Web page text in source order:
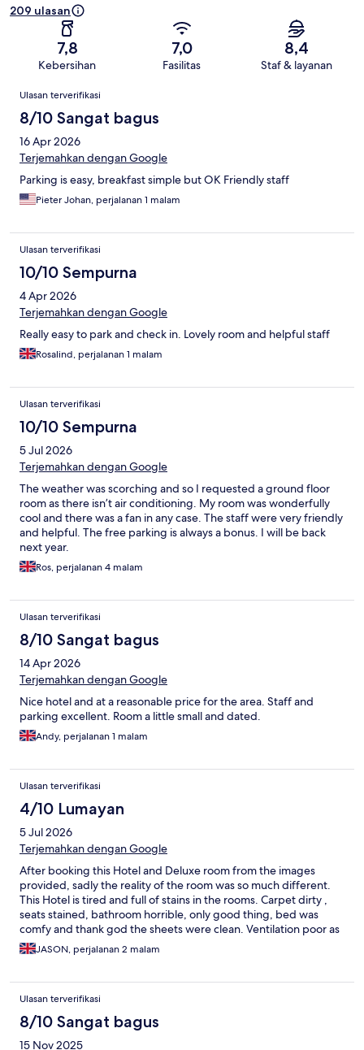
209 ulasan
7,8
Kebersihan
7,0
Fasilitas
8,4
Staf & layanan
Ulasan
Ulasan terverifikasi
8/10 Sangat bagus
16 Apr 2026
Terjemahkan dengan Google
Parking is easy, breakfast simple but OK Friendly staff
Pieter Johan, perjalanan 1 malam
Ulasan terverifikasi
10/10 Sempurna
4 Apr 2026
Terjemahkan dengan Google
Really easy to park and check in. Lovely room and helpful staff
Rosalind, perjalanan 1 malam
Ulasan terverifikasi
10/10 Sempurna
5 Jul 2026
Terjemahkan dengan Google
The weather was scorching and so I requested a ground floor
room as there isn’t air conditioning. My room was wonderfully
cool and there was a fan in any case. The staff were very friendly
and helpful. The free parking is always a bonus. I will be back
next year.
Ros, perjalanan 4 malam
Ulasan terverifikasi
8/10 Sangat bagus
14 Apr 2026
Terjemahkan dengan Google
Nice hotel and at a reasonable price for the area. Staff and
parking excellent. Room a little small and dated.
Andy, perjalanan 1 malam
Ulasan terverifikasi
4/10 Lumayan
5 Jul 2026
Terjemahkan dengan Google
After booking this Hotel and Deluxe room from the images
provided, sadly the reality of the room was so much different.
This Hotel is tired and full of stains in the rooms. Carpet dirty ,
seats stained, bathroom horrible, only good thing, bed was
comfy and thank god the sheets were clean. Ventilation poor as
just had a sky window which barely opened. Fan just blew round
hot air! Avoid this Hotel!
JASON, perjalanan 2 malam
Ulasan terverifikasi
8/10 Sangat bagus
15 Nov 2025